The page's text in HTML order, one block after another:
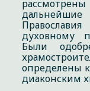
духовному
Были
определены
диаконским